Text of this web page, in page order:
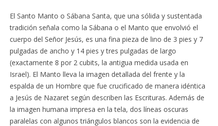
El Santo Manto o Sábana Santa, que una sólida y sustentada
tradición señala como la Sábana o el Manto que envolvió el
cuerpo del Señor Jesús, es una fina pieza de lino de 3 pies y 7
pulgadas de ancho y 14 pies y tres pulgadas de largo
(exactamente 8 por 2 cubits, la antigua medida usada en
Israel). El Manto lleva la imagen detallada del frente y la
espalda de un Hombre que fue crucificado de manera idéntica
a Jesús de Nazaret según describen las Escrituras. Además de
la imagen humana impresa en la tela, dos líneas oscuras
paralelas con algunos triángulos blancos son la evidencia de